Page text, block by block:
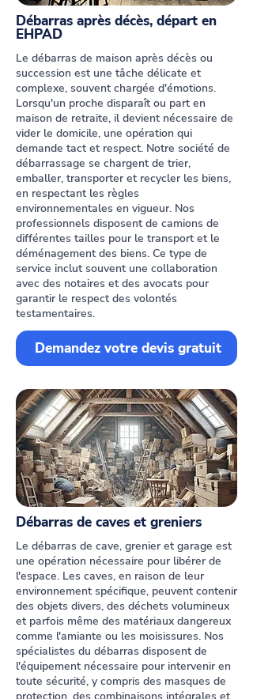
Débarras après décès, départ en
EHPAD
Le débarras de maison après décès ou
succession est une tâche délicate et
complexe, souvent chargée d'émotions.
Lorsqu'un proche disparaît ou part en
maison de retraite, il devient nécessaire de
vider le domicile, une opération qui
demande tact et respect. Notre société de
débarrassage se chargent de trier,
emballer, transporter et recycler les biens,
en respectant les règles
environnementales en vigueur. Nos
professionnels disposent de camions de
différentes tailles pour le transport et le
déménagement des biens. Ce type de
service inclut souvent une collaboration
avec des notaires et des avocats pour
garantir le respect des volontés
testamentaires.
Demandez votre devis gratuit
Débarras de caves et greniers
Le débarras de cave, grenier et garage est
une opération nécessaire pour libérer de
l'espace. Les caves, en raison de leur
environnement spécifique, peuvent contenir
des objets divers, des déchets volumineux
et parfois même des matériaux dangereux
comme l'amiante ou les moisissures. Nos
spécialistes du débarras disposent de
l'équipement nécessaire pour intervenir en
toute sécurité, y compris des masques de